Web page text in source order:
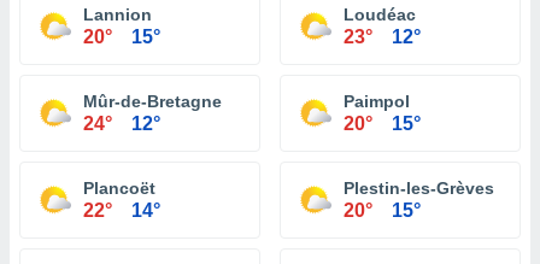
Lannion
20° 15°
Loudéac
23° 12°
Mûr-de-Bretagne
24° 12°
Paimpol
20° 15°
Plancoët
22° 14°
Plestin-les-Grèves
20° 15°